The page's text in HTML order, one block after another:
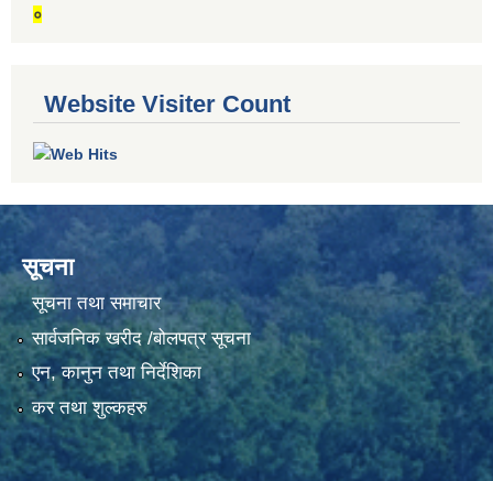
०
Website Visiter Count
सूचना
सूचना तथा समाचार
सार्वजनिक खरीद /बोलपत्र सूचना
एन, कानुन तथा निर्देशिका
कर तथा शुल्कहरु